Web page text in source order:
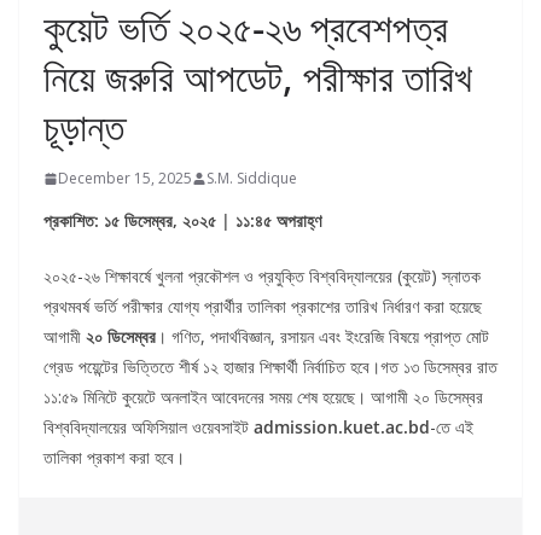
কুয়েট ভর্তি ২০২৫-২৬ প্রবেশপত্র
নিয়ে জরুরি আপডেট, পরীক্ষার তারিখ
চূড়ান্ত
December 15, 2025 S.M. Siddique
প্রকাশিত: ১৫ ডিসেম্বর, ২০২৫ | ১১:৪৫ অপরাহ্ণ
২০২৫-২৬ শিক্ষাবর্ষে খুলনা প্রকৌশল ও প্রযুক্তি বিশ্ববিদ্যালয়ের (কুয়েট) স্নাতক
প্রথমবর্ষ ভর্তি পরীক্ষার যোগ্য প্রার্থীর তালিকা প্রকাশের তারিখ নির্ধারণ করা হয়েছে
আগামী ২০ ডিসেম্বর । গণিত, পদার্থবিজ্ঞান, রসায়ন এবং ইংরেজি বিষয়ে প্রাপ্ত মোট
গ্রেড পয়েন্টের ভিত্তিতে শীর্ষ ১২ হাজার শিক্ষার্থী নির্বাচিত হবে।গত ১৩ ডিসেম্বর রাত
১১:৫৯ মিনিটে কুয়েটে অনলাইন আবেদনের সময় শেষ হয়েছে। আগামী ২০ ডিসেম্বর
বিশ্ববিদ্যালয়ের অফিসিয়াল ওয়েবসাইট admission.kuet.ac.bd-তে এই
তালিকা প্রকাশ করা হবে।